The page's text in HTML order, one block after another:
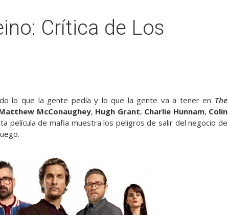
Crítica de Los
lo que la gente pedía y lo que la gente va a tener en The
McConaughey, Hugh Grant, Charlie Hunnam, Colin
película de mafia muestra los peligros de salir del negocio de